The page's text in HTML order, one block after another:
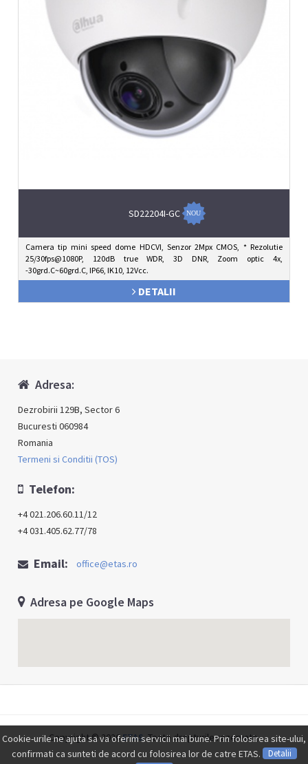
SD22204I-GC
Camera tip mini speed dome HDCVI, Senzor 2Mpx CMOS, * Rezolutie
25/30fps@1080P, 120dB true WDR, 3D DNR, Zoom optic 4x,
-30grd.C~60grd.C, IP66, IK10, 12Vcc.
DETALII
Adresa:
Dezrobirii 129B, Sector 6
Bucuresti 060984
Romania
Termeni si Conditii (TOS)
Telefon:
+4 021.206.60.11/12
+4 031.405.62.77/78
Email:office@etas.ro
Adresa pe Google Maps
Copyright © 2026ETAS. Toate drepturile rezervate.
Cookie-urile ne ajuta sa va oferim servicii mai bune. Prin folosirea site-ului,
confirmati ca sunteti de acord cu folosirea lor de catre ETAS.
Detalii